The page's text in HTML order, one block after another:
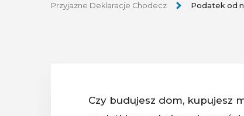
Przyjazne Deklaracje Chodecz Podatek od
Czy budujesz dom, kupujesz